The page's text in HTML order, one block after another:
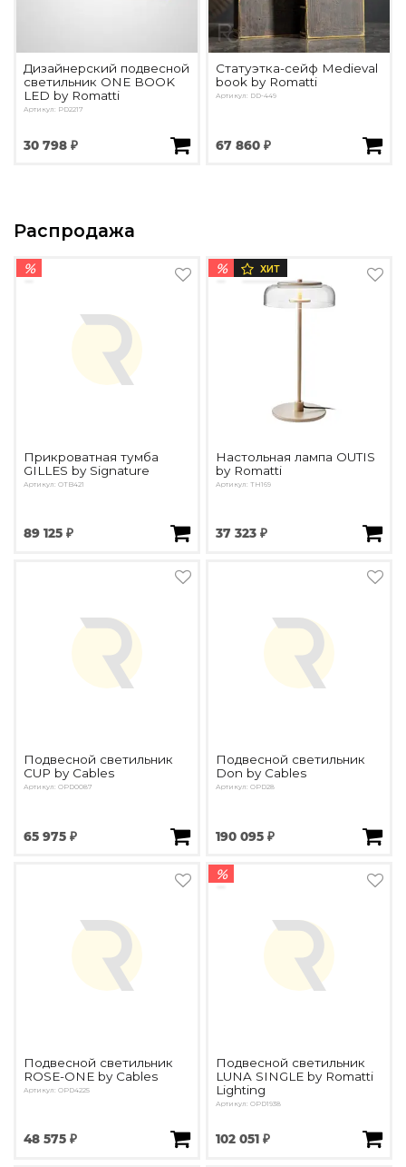
Дизайнерский подвесной
светильник ONE BOOK
LED by Romatti
Артикул: PD2217
30 798 ₽
Статуэтка-сейф Medieval
book by Romatti
Артикул: DD-449
67 860 ₽
Распродажа
%
Прикроватная тумба
GILLES by Signature
Артикул: OTB421
89 125 ₽
% ХИТ
Настольная лампа OUTIS
by Romatti
Артикул: TH169
37 323 ₽
Подвесной светильник
CUP by Cables
Артикул: OPD0087
65 975 ₽
Подвесной светильник
Don by Cables
Артикул: OPD28
190 095 ₽
Подвесной светильник
ROSE-ONE by Cables
Артикул: OPD4225
48 575 ₽
%
Подвесной светильник
LUNA SINGLE by Romatti
Lighting
Артикул: OPD1938
102 051 ₽